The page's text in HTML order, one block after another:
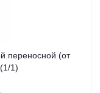
переносной (от
1)